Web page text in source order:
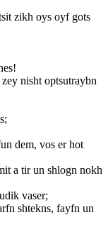
zikh oys oyf gots
nisht optsutraybn
dem, vos er hot
a tir un shlogn nokh
vaser;
shtekns, fayfn un